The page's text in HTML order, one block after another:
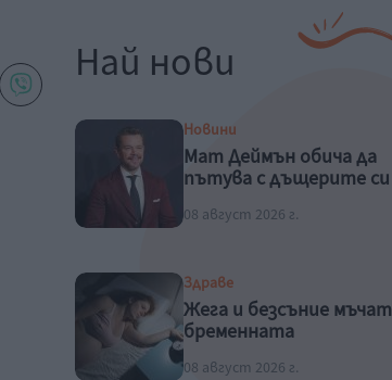
Най нови
Новини
Мат Деймън обича да
пътува с дъщерите си
08 август 2026 г.
Здраве
Жега и безсъние мъчат
бременната
08 август 2026 г.